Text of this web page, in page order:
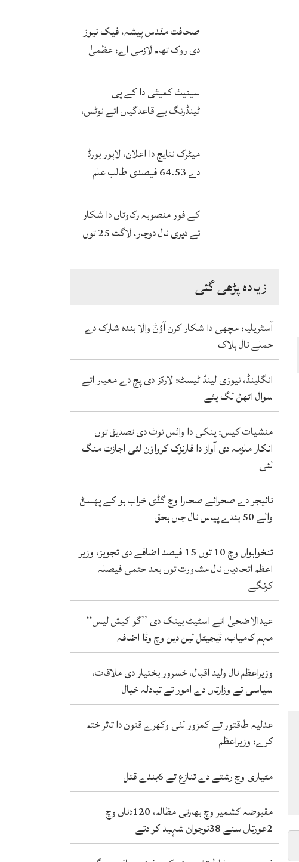
صحافت مقدس پیشہ، فیک نیوز
دی روک تھام لازمی اے: عظمیٰ
سینیٹ کمیٹی دا کے پی
ٹینڈرنگ بے قاعدگیاں اتے نوٹس،
میٹرک نتایج دا اعلان، لاہور بورڈ
دے 64.53 فیصدی طالب علم
کے فور منصوبہ رکاوٹاں دا شکار
تے دیری نال دوچار، لاگت 25 توں
زیادہ پڑھی گئی
آسٹریلیا: مچھی دا شکار کرن آؤݨ والا بندہ شارک دے
حملے نال ہلاک
انگلینڈ، نیوزی لینڈ ٹیسٹ: لارڈز دی پچ دے معیار اتے
سوال اٹھݨ لگ پئے
منشیات کیس: پنکی دا وائس نوٹ دی تصدیق توں
انکار ملزمہ دی آواز دا فارنزک کرواؤن لئی اجازت منگ
لئی
نائیجر دے صحرائے صحارا وچ گڈی خراب ہو کے پھسݨ
والے 50 بندے پیاس نال جاں بحق
تنخواہواں وچ 10 توں 15 فیصد اضافے دی تجویز، وزیر
اعظم اتحادیاں نال مشاورت توں بعد حتمی فیصلہ
کرنگے
عیدالاضحیٰ اتے اسٹیٹ بینک دی ’’گو کیش لیس‘‘
مہم کامیاب، ڈیجیٹل لین دین وچ وڈا اضافہ
وزیراعظم نال ولید اقبال، خسرور بختیار دی ملاقات،
سیاسی تے وزارتاں دے امور تے تبادلہ خیال
عدلیہ طاقتور تے کمزور لئی وکھرے قنون دا تاثر ختم
کرے: وزیراعظم
مٹیاری وچ رشتے دے تنازع تے 6بندے قتل
مقبوضہ کشمیر وچ بھارتی مظالم، 120دناں وچ
2عورتاں سنے 38نوجوان شہید کر دتے